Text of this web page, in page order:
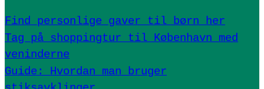
Find personlige gaver til børn her
Tag på shoppingtur til København med
veninderne
Guide: Hvordan man bruger